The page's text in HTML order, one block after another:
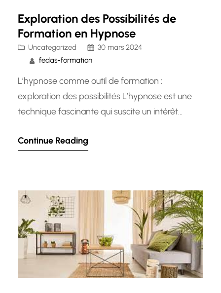
Exploration des Possibilités de
Formation en Hypnose
Uncategorized
30 mars 2024
fedas-formation
L’hypnose comme outil de formation :
exploration des possibilités L’hypnose est une
technique fascinante qui suscite un intérêt
développement personnel. Cette approche
désormais sa place dans le monde de la
formation professionnelle…
Continue Reading